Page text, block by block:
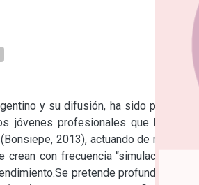
y su difusión, ha sido posible,
profesionales que buscan
2013), actuando de manera
con frecuencia “simulacros de
pretende profundizar en